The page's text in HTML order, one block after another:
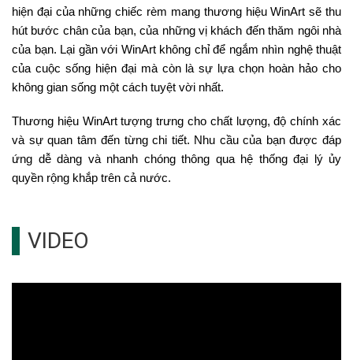
hiện đại của những chiếc rèm mang thương hiệu WinArt sẽ thu
hút bước chân của bạn, của những vị khách đến thăm ngôi nhà
của bạn. Lại gần với WinArt không chỉ để ngắm nhìn nghệ thuật
của cuộc sống hiện đại mà còn là sự lựa chọn hoàn hảo cho
không gian sống một cách tuyệt vời nhất.
Thương hiệu WinArt tượng trưng cho chất lượng, độ chính xác
và sự quan tâm đến từng chi tiết. Nhu cầu của bạn được đáp
ứng dễ dàng và nhanh chóng thông qua hệ thống đại lý ủy
quyền rộng khắp trên cả nước.
VIDEO